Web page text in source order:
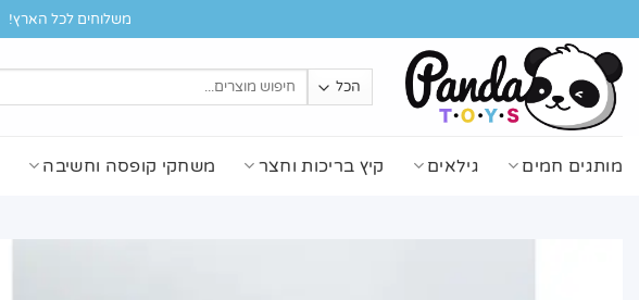
to
content
משלוחים לכל הארץ!
מותגים חמים גילאים קיץ בריכות וחצר משחקי קופסה וחשיבה